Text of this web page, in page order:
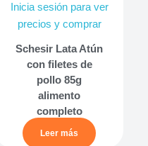
Inicia sesión para ver
precios y comprar
Schesir Lata Atún
con filetes de
pollo 85g
alimento
completo
Leer más